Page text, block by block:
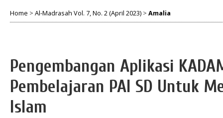
Home > Al-Madrasah Vol. 7, No. 2 (April 2023) > Amalia
Pengembangan Aplikasi
Pembelajaran PAI SD Untuk
Islam